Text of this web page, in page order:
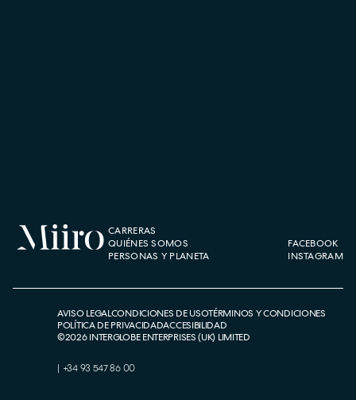
CARRERAS
QUIÉNES SOMOS
PERSONAS Y PLANETA
FACEBOOK
INSTAGRAM
AVISO LEGALCONDICIONES DE USOTÉRMINOS Y CONDICIONES
POLÍTICA DE PRIVACIDADACCESIBILIDAD
©2026INTERGLOBE ENTERPRISES (UK) LIMITED
| +34 93 547 86 00